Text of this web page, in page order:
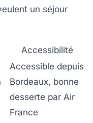
un séjour
Accessibilité
Accessible depuis
Bordeaux, bonne
desserte par Air
France